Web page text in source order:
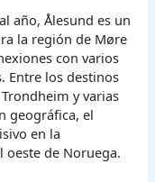
año, Ålesund es un
la región de Møre
con varios
Entre los destinos
y varias
geográfica, el
en la
oeste de Noruega.